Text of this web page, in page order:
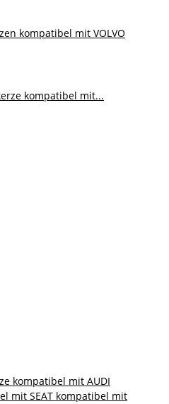
kompatibel mit VOLVO
kompatibel mit AUDI
mit SEAT kompatibel mit